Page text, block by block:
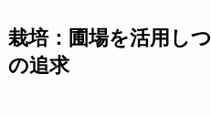
栽培：圃場を活用し
の追求